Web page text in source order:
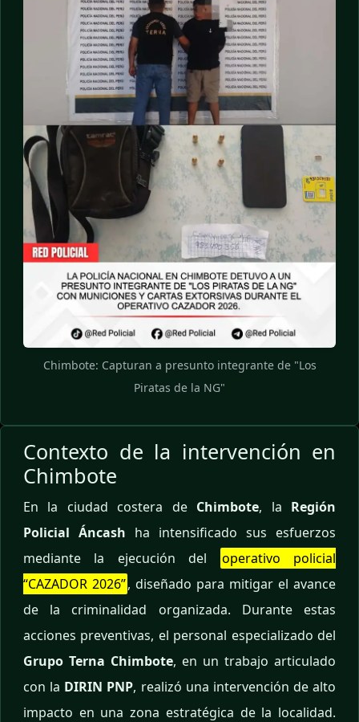
Chimbote: Capturan a presunto integrante de "Los
Piratas de la NG"
Contexto de la intervención en
Chimbote
En la ciudad costera de Chimbote, la Región
Policial Áncash ha intensificado sus esfuerzos
mediante la ejecución del
operativo policial
“CAZADOR 2026”, diseñado para mitigar el avance
de la criminalidad organizada. Durante estas
acciones preventivas, el personal especializado del
Grupo Terna Chimbote, en un trabajo articulado
con la DIRIN PNP, realizó una intervención de alto
impacto en una zona estratégica de la localidad.